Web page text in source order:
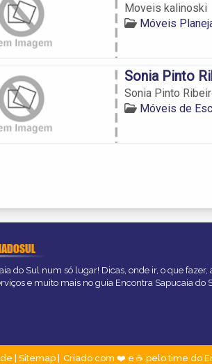
Moveis kalinoski
Móveis
Sonia Pinto
Sonia Pinto
Móveis de
do Sul num só lugar! Dicas, onde ir, o que fazer,
e muito mais no guia Encontra Sapucaia do
Sitemap Criado com ❤️ e ☕ pelo time do